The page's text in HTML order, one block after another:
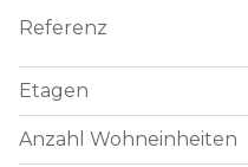
Referenz
Etagen
Anzahl Wohneinheiten